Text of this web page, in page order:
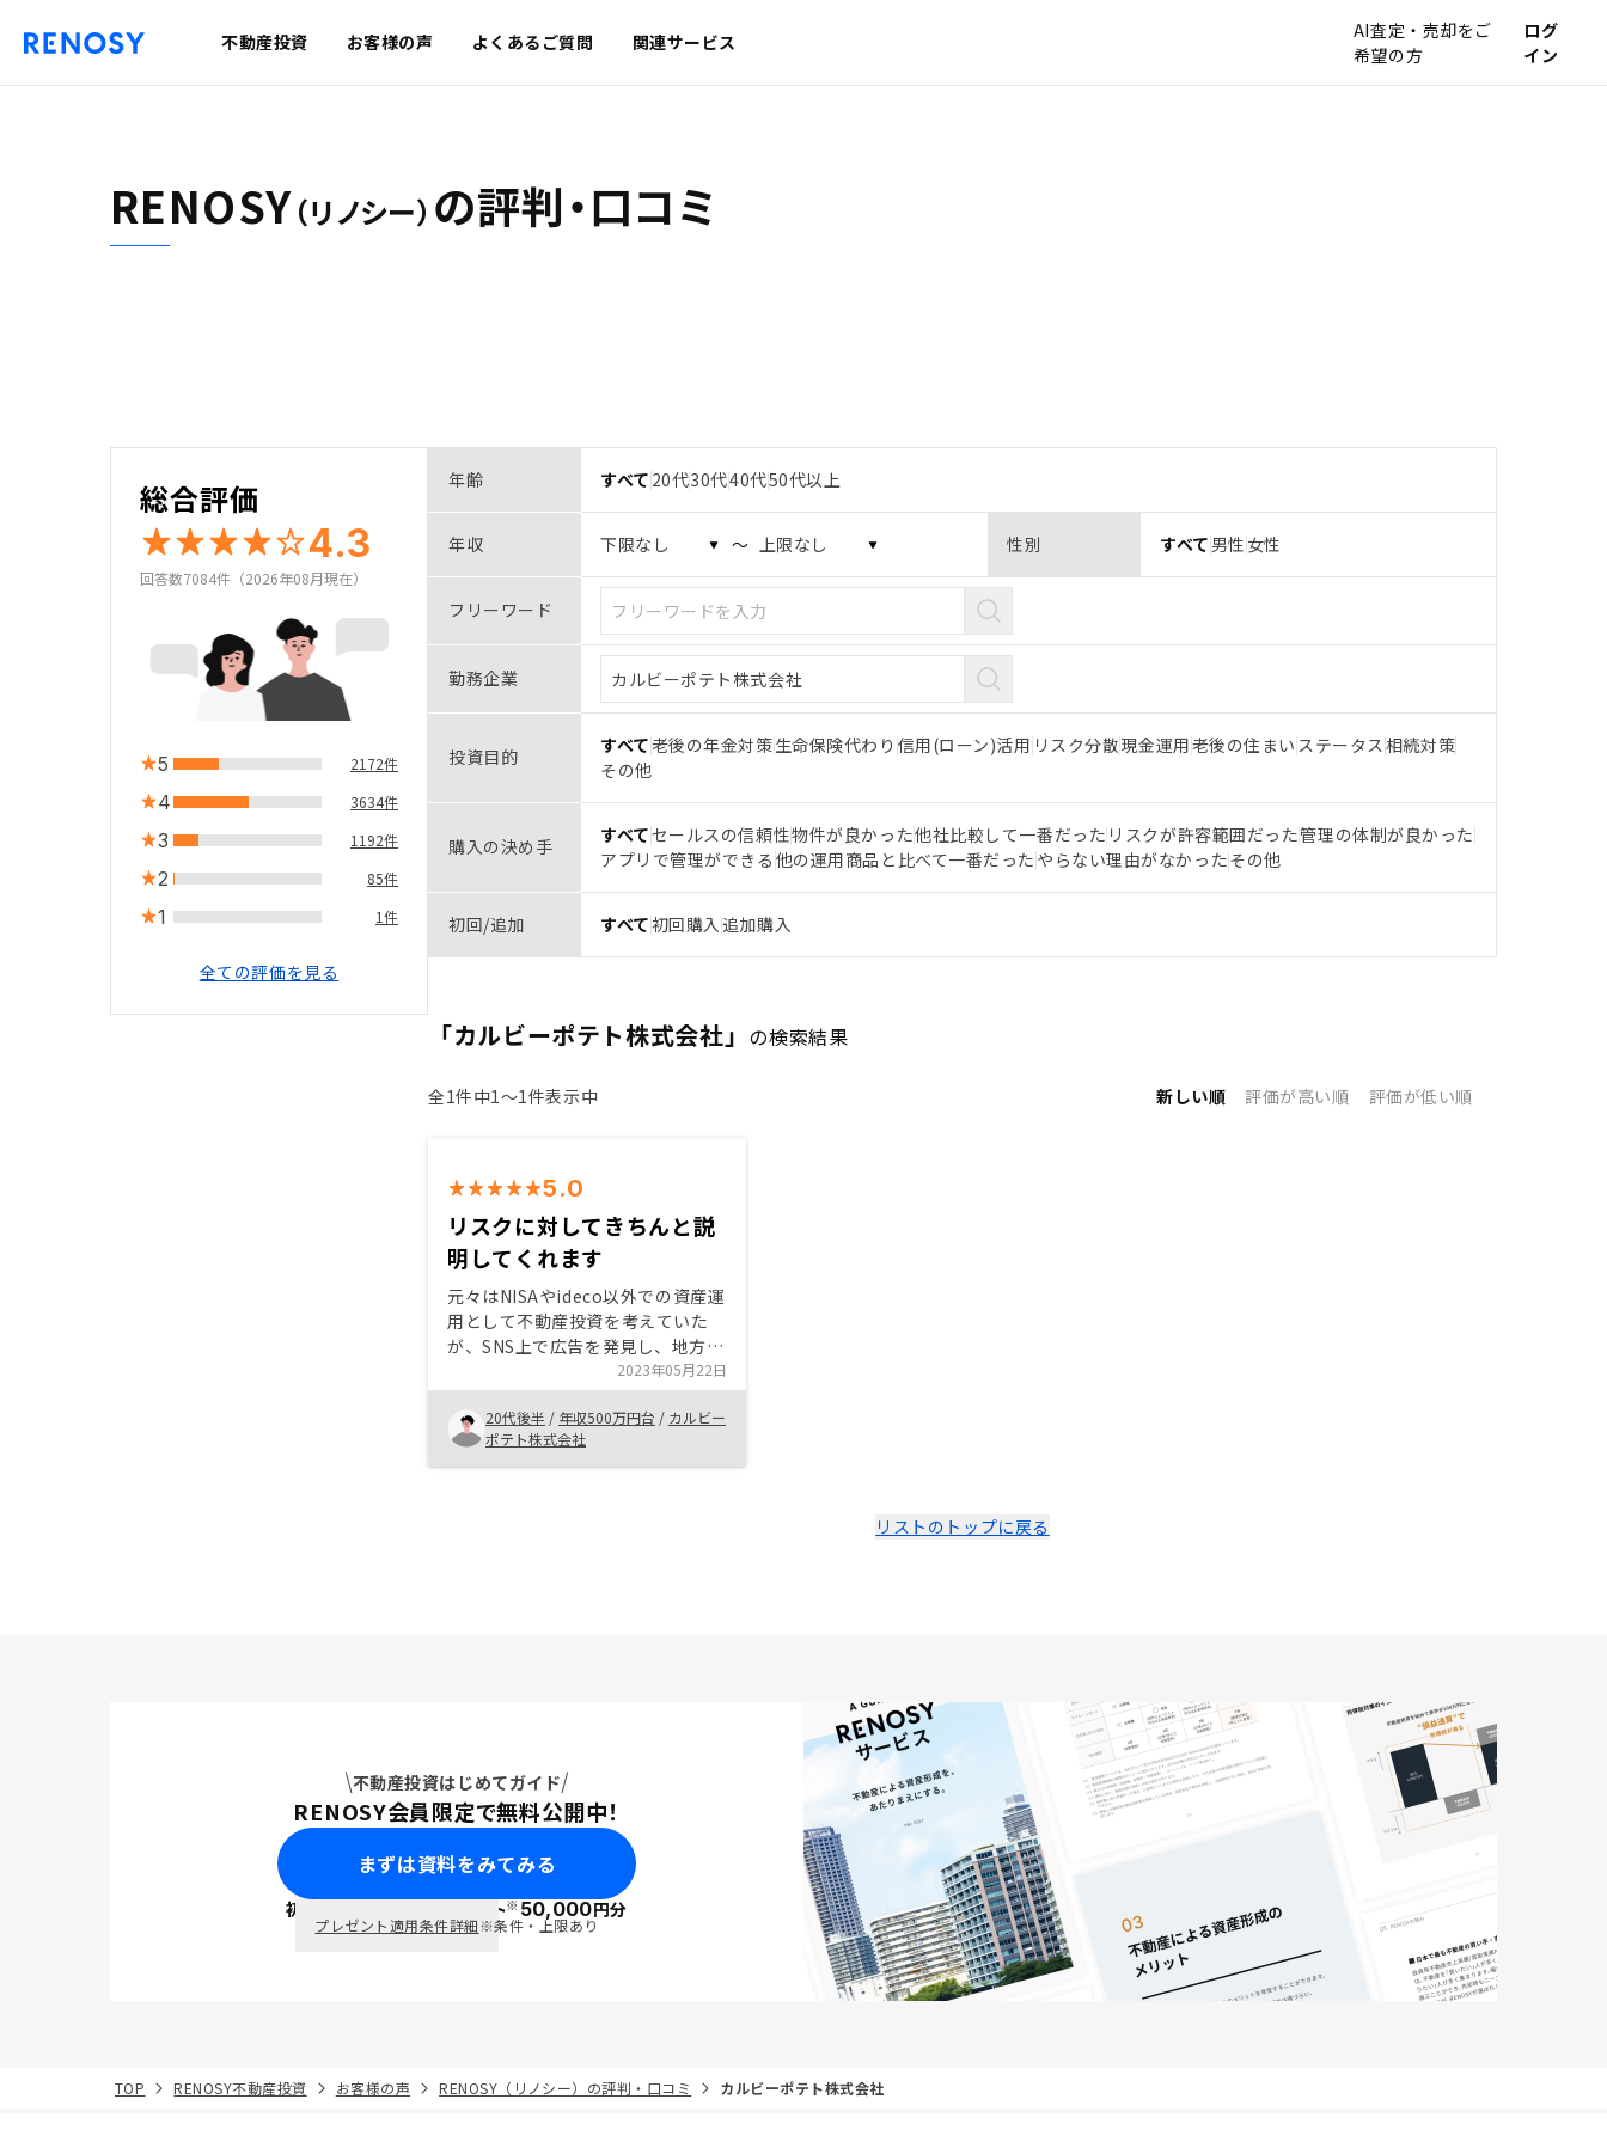
不動産投資 お客様の声 よくあるご質問 関連サービス
AI査定・売却をご
希望の方
ログ
イン
RENOSY（リノシー） の評判・口コミ
総合評価
4.3
回答数7084件（2026年08月現在）
5 2172件
4 3634件
3 1192件
2 85件
1 1件
全ての評価を見る
年齢 すべて 20代30代40代50代以上
年収 〜 性別 すべて 男性 女性
フリーワード
勤務企業
投資目的 すべて老後の年金対策生命保険代わり 信用(ローン)活用 リスク分散現金運用老後の住まい ステータス相続対策
その他
購入の決め手 すべてセールスの信頼性物件が良かった他社比較して一番だった リスクが許容範囲だった管理の体制が良かった
アプリで管理ができる 他の運用商品と比べて一番だった やらない理由がなかったその他
初回/追加 すべて初回購入 追加購入
「カルビーポテト株式会社」 の検索結果
全1件中1〜1件表示中 新しい順 評価が高い順 評価が低い順
5.0
リスクに対してきちんと説
明してくれます
元々はNISAやideco以外での資産運
用として不動産投資を考えていた
が、SNS上で広告を発見し、地方で
勤務してながらも都会の物件を所有
して、管理はお任せで資産運用する
ことができるということが決め手と
なりました。老後資金や教育資金を
考えている方はいいと思います。
2023年05月22日
20代後半 / 年収500万円台 / カルビー
ポテト株式会社
リストのトップに戻る
不動産投資はじめてガイド
RENOSY会員限定で無料公開中！
まずは資料をみてみる
初回面談で ポイント※50,000円分
プレゼント適用条件詳細※条件・上限あり
TOP RENOSY不動産投資 お客様の声 RENOSY（リノシー）の評判・口コミ カルビーポテト株式会社